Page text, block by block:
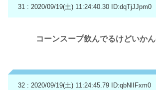
31 : 2020/09/19(土) 11:24:40.30 ID:dqTjJJpm0
コーンスープ飲んでるけどいか
32 : 2020/09/19(土) 11:24:45.79 ID:qbNlIFxm0